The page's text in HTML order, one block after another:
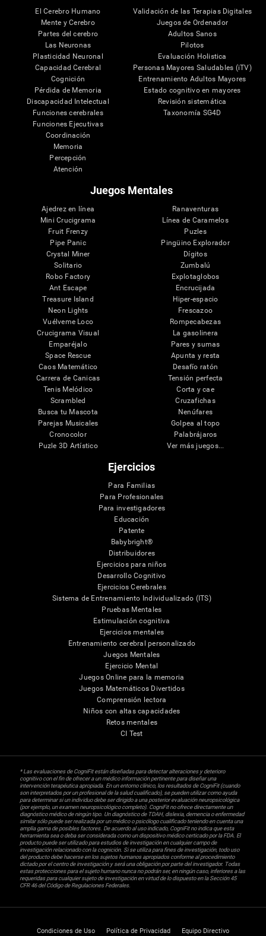
El Cerebro Humano
Mente y Cerebro
Partes del cerebro
Las Neuronas
Plasticidad Neuronal
Capacidad Cerebral
Cognición
Pérdida de Memoria
Discapacidad Intelectual
Funciones cerebrales
Funciones Ejecutivas
Coordinación
Memoria
Percepción
Atención
Validación de las Terapias Digitales
Juegos de Ordenador
Adultos Sanos
Pilotos
Evaluación Holistica
Personas Mayores Saludables (iTV)
Entrenamiento Adultos Mayores
Estado cognitivo en mayores
Revisión sistemática
Taxonomía SG4D
Juegos Mentales
Ajedrez en línea
Mini Crucigrama
Fruit Frenzy
Pipe Panic
Crystal Miner
Solitario
Robo Factory
Ant Escape
Treasure Island
Neon Lights
Vuélveme Loco
Crucigrama Visual
Emparéjalo
Space Rescue
Caos Matemático
Carrera de Canicas
Tenis Melódico
Scrambled
Busca tu Mascota
Parejas Musicales
Cronocolor
Puzle 3D Artístico
Ranaventuras
Línea de Caramelos
Puzles
Pingüino Explorador
Dígitos
Zumbalú
Explotaglobos
Encrucijada
Hiper-espacio
Frescazoo
Rompecabezas
La gasolinera
Pares y sumas
Apunta y resta
Desafío ratón
Tensión perfecta
Corta y cae
Cruzafichas
Nenúfares
Golpea al topo
Palabrájaros
Ver más juegos...
Ejercicios
Para Familias
Para Profesionales
Para investigadores
Educación
Patente
Babybright®
Distribuidores
Ejercicios para niños
Desarrollo Cognitivo
Ejercicios Cerebrales
Sistema de Entrenamiento Individualizado (ITS)
Pruebas Mentales
Estimulación cognitiva
Ejercicios mentales
Entrenamiento cerebral personalizado
Juegos Mentales
Ejercicio Mental
Juegos Online para la memoria
Juegos Matemáticos Divertidos
Comprensión lectora
Niños con altas capacidades
Retos mentales
CI Test
* Las evaluaciones de CogniFit están diseñadas para detectar alteraciones y deterioro
cognitivo con el fin de ofrecer a un médico información pertinente para diseñar una
intervención terapéutica apropiada. En un entorno clínico, los resultados de CogniFit (cuando
son interpretados por un profesional de la salud cualificado), se pueden utilizar como ayuda
para determinar si un individuo debe ser dirigido a una posterior evaluación neuropsicológica
(por ejemplo, un examen neuropsicológico completo). CogniFit no ofrece directamente un
diagnóstico médico de ningún tipo. Un diagnóstico de TDAH, dislexia, demencia o enfermedad
similar sólo puede ser realizada por un médico o psicólogo cualificado teniendo en cuenta una
amplia gama de posibles factores. De acuerdo al uso indicado, CogniFit no indica que esta
herramienta sea o deba ser considerada como un dispositivo médico certicado por la FDA. El
producto puede ser utilizado para estudios de investigación en cualquier campo de
investigación relacionado con la cognición. Si se utiliza para fines de investigación, todo uso
del producto debe hacerse en los sujetos humanos apropiados conforme al procedimiento
dictado por el centro de investigación y será una obligación por parte del investigador. Todas
estas protecciones para el sujeto humano nunca no podrán ser, en ningún caso, inferiores a las
requeridas para cualquier sujeto de investigación en virtud de lo dispuesto en la Sección 45
CFR 46 del Código de Regulaciones Federales.
Condiciones de Uso Política de Privacidad Equipo Directivo